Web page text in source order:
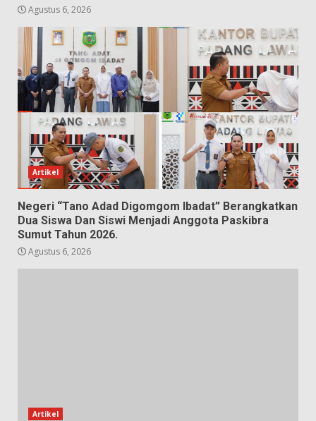
Agustus 6, 2026
Artikel
Negeri “Tano Adad Digomgom Ibadat” Berangkatkan
Dua Siswa Dan Siswi Menjadi Anggota Paskibra
Sumut Tahun 2026.
Agustus 6, 2026
Artikel